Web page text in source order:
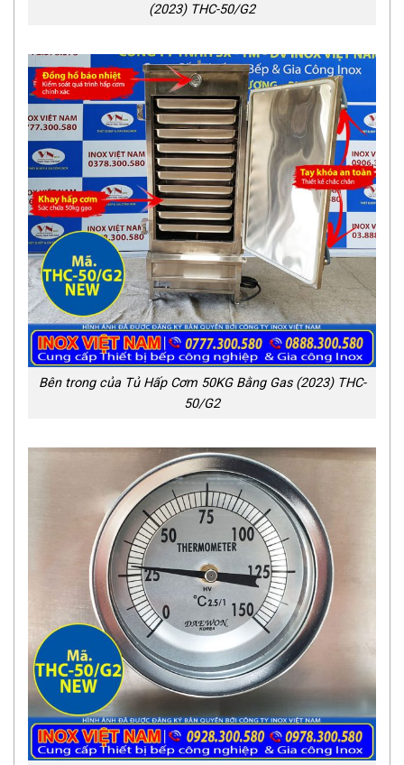
(2023) THC-50/G2
Bên trong của Tủ Hấp Cơm 50KG Bằng Gas (2023) THC-
50/G2